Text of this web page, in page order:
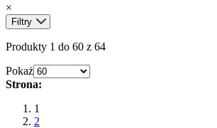
×
Filtry
Produkty 1 do 60 z 64
Pokaż
Strona:
1
2